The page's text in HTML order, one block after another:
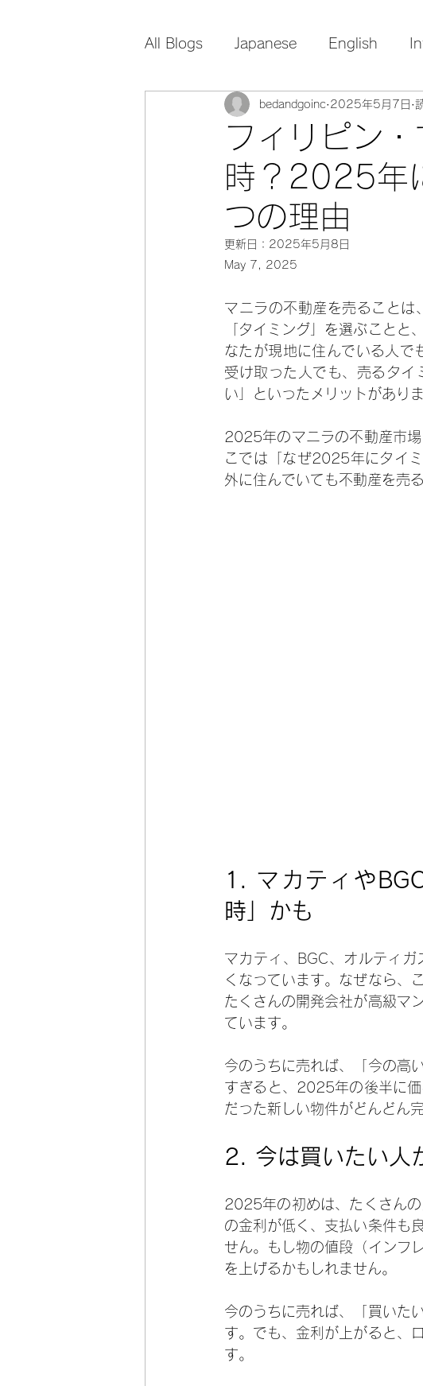
All Blogs Japanese English
フィリピン
時？2025年
つの理由
bedandgoinc 2025年5月7日
更新日： 2025年5月8日
May 7, 2025
マニラの不動産を売ることは
「タイミング」を選ぶことと
なたが現地に住んでいる人で
受け取った人でも、売るタイ
い」といったメリットがありま
2025年のマニラの不動産市
こでは「なぜ2025年にタイ
外に住んでいても不動産を売
1. マカティや
時」かも
マカティ、BGC、オルティ
くなっています。なぜなら、
たくさんの開発会社が高級マ
ています。
今のうちに売れば、「今の高
すぎると、2025年の後半に
だった新しい物件がどんどん
2. 今は買いたい人
2025年の初めは、たくさん
の金利が低く、支払い条件も
せん。もし物の値段（インフ
を上げるかもしれません。
今のうちに売れば、「買いた
す。でも、金利が上がると、
す。